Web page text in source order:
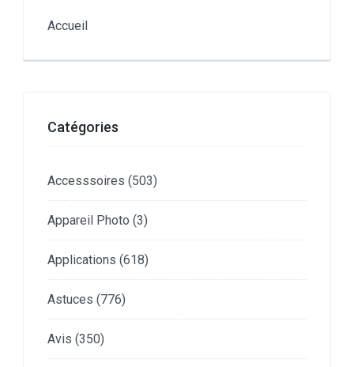
Accueil
Catégories
Accesssoires (503)
Appareil Photo (3)
Applications (618)
Astuces (776)
Avis (350)